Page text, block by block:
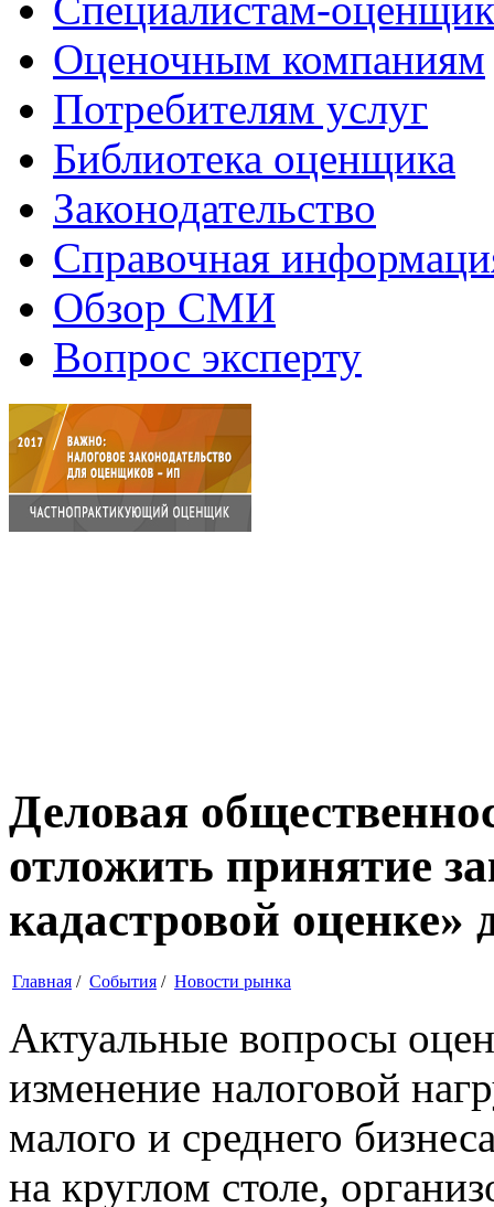
Оценочным компаниям
Потребителям услуг
Библиотека оценщика
Законодательство
Справочная
Обзор СМИ
Вопрос эксперту
Деловая
отложить принятие
кадастровой оценке»
Главная / События / Новости рынка
Актуальные вопросы
изменение налоговой
малого и среднего
на круглом столе,